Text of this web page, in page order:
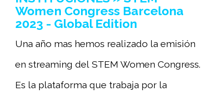
Women Congress Barcelona
2023 - Global Edition
Una año mas hemos realizado la emisión
en streaming del STEM Women Congress.
Es la plataforma que trabaja por la